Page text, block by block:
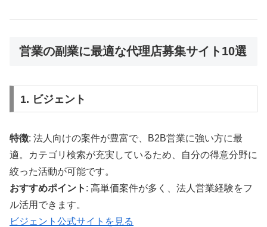
営業の副業に最適な代理店募集サイト10選
1. ビジェント
特徴: 法人向けの案件が豊富で、B2B営業に強い方に最
適。カテゴリ検索が充実しているため、自分の得意分野に
絞った活動が可能です。
おすすめポイント : 高単価案件が多く、法人営業経験をフ
ル活用できます。
ビジェント公式サイトを見る